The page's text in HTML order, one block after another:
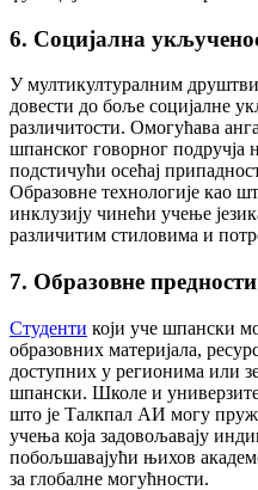
6. Социјална
У мултикултуралним
довести до боље социјалне
различитости. Омогућава
шпанског говорног подручја
подстичући осећај
Образовне технологије као
инклузију чинећи учење
различитим стиловима и
7. Образовне предности
Студенти који уче шпански
образовних материјала,
доступних у регионима или
шпански. Школе и
што је Талкпал АИ могу
учења која задовољавају
побољшавајући њихов
за глобалне могућности.